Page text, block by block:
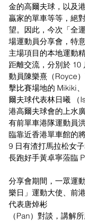
金的高爾夫球，以及
贏家的單車等等，絕
望。因此，今次「全
場運動員分享會，特
主場項目的本地運動
距離交流，分別於 10
動員陳樂熹（Royce
擊比賽場地的 Mikiki
爾夫球代表林日曦 （
港高爾夫球會的上水
有前單車港隊運動員
臨靠近香港單車館的
9 日有渣打馬拉松女
長跑好手黃卓寧蒞臨
分享會期間，一眾運
樂日」運動大使、前
代表唐焯彬
（Pan）對談，講解